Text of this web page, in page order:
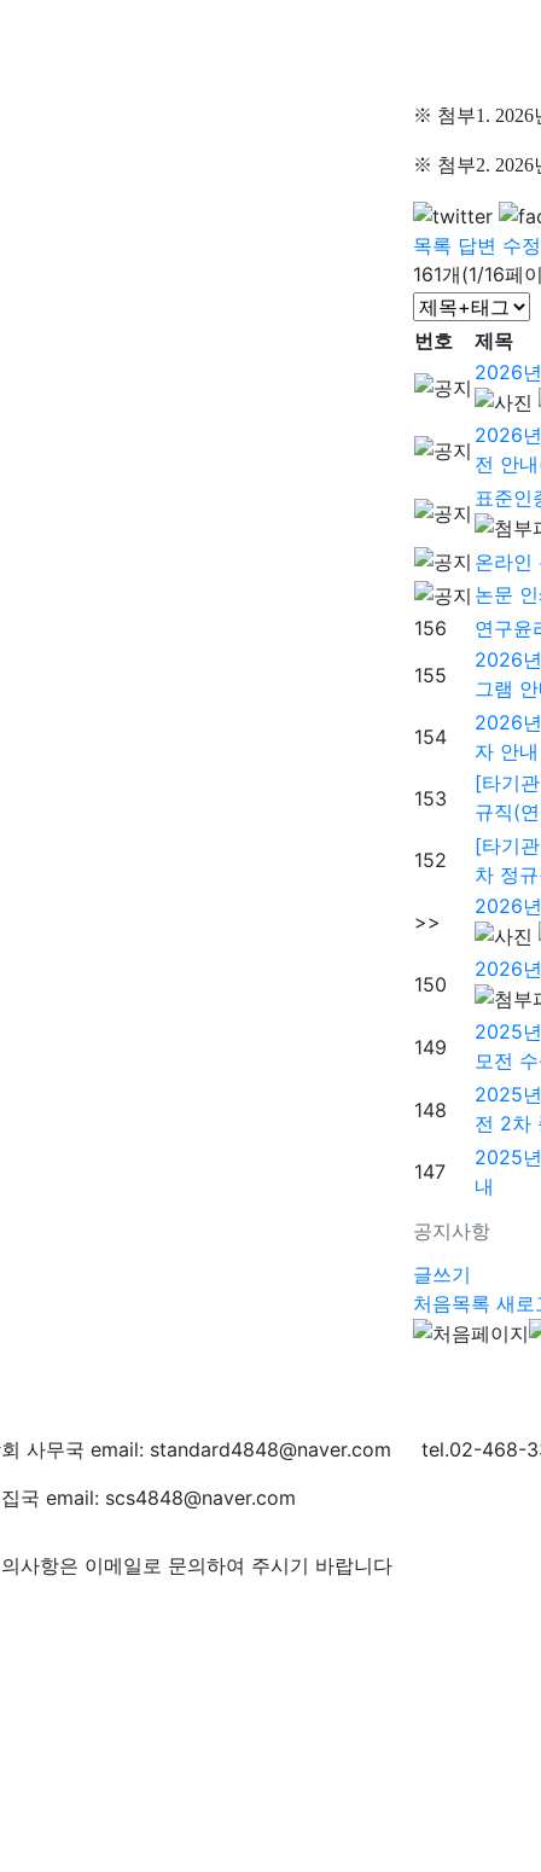
※ 첨부1. 2026
※ 첨부2. 2026
목록 답변 수정
161개(1/16페
공지사항
번호
제목
2026
2026
전 안
표준인
온라인
논문
156
연구윤
155
2026
그램
154
2026
자 안내
153
[타기
규직(
152
[타기
차 정
>>
2026
150
2026
149
2025
모전
148
2025
전 2차
147
2025
내
글쓰기
처음목록 새로
사무국 email: standard4848@naver.com tel.02-468-
국 email: scs4848@naver.com
사항은 이메일로 문의하여 주시기 바랍니다